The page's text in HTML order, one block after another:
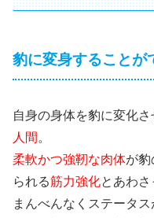
豹に変身することが
自身の身体を豹に変化
人間 。
柔軟かつ強靭な肉体が豹
られる筋力強化とあわさ
まんべんなくステータ